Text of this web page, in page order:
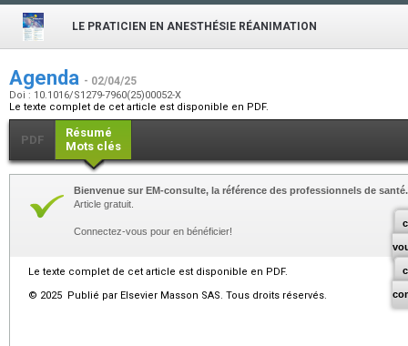
LE PRATICIEN EN ANESTHÉSIE RÉANIMATION
Agenda - 02/04/25
Doi : 10.1016/S1279-7960(25)00052-X
Le texte complet de cet article est disponible en PDF.
PDF
Résumé
Mots clés
Bienvenue sur EM-consulte, la référence des professionnels de santé.
Article gratuit.
Connectez-vous pour en bénéficier!
Le texte complet de cet article est disponible en PDF.
© 2025 Publié par Elsevier Masson SAS. Tous droits réservés.